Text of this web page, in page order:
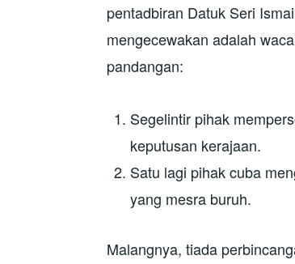
pentadbiran Datuk Seri
mengecewakan adalah
pandangan:
Segelintir pihak
keputusan kerajaan.
Satu lagi pihak cuba
yang mesra buruh.
Malangnya, tiada